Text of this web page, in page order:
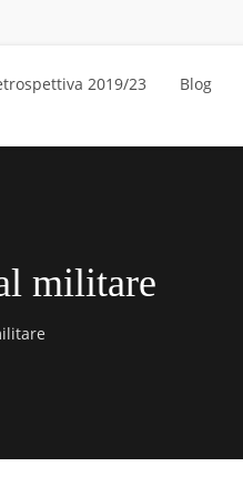
2019/23 Blog
militare